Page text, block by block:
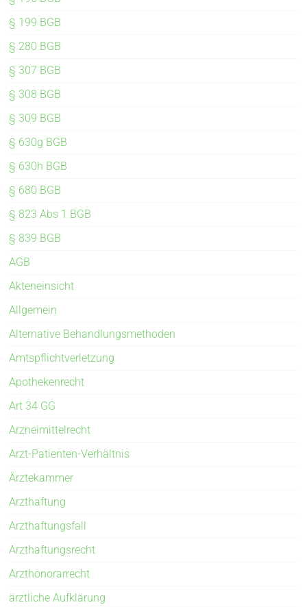
§ 199 BGB
§ 280 BGB
§ 307 BGB
§ 308 BGB
§ 309 BGB
§ 630g BGB
§ 630h BGB
§ 680 BGB
§ 823 Abs 1 BGB
§ 839 BGB
AGB
Akteneinsicht
Allgemein
Alternative Behandlungsmethoden
Amtspflichtverletzung
Apothekenrecht
Art 34 GG
Arzneimittelrecht
Arzt-Patienten-Verhältnis
Ärztekammer
Arzthaftung
Arzthaftungsfall
Arzthaftungsrecht
Arzthonorarrecht
ärztliche Aufklärung